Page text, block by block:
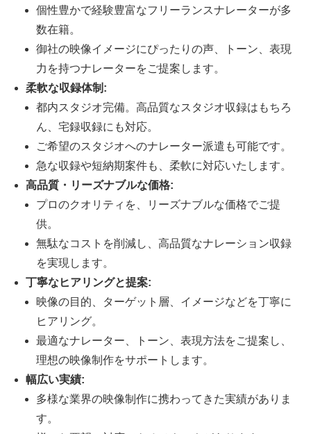
個性豊かで経験豊富なフリーランスナレーターが多
数在籍。
御社の映像イメージにぴったりの声、トーン、表現
力を持つナレーターをご提案します。
柔軟な収録体制:
都内スタジオ完備。高品質なスタジオ収録はもちろ
ん、宅録収録にも対応。
ご希望のスタジオへのナレーター派遣も可能です。
急な収録や短納期案件も、柔軟に対応いたします。
高品質・リーズナブルな価格:
プロのクオリティを、リーズナブルな価格でご提
供。
無駄なコストを削減し、高品質なナレーション収録
を実現します。
丁寧なヒアリングと提案:
映像の目的、ターゲット層、イメージなどを丁寧に
ヒアリング。
最適なナレーター、トーン、表現方法をご提案し、
理想の映像制作をサポートします。
幅広い実績:
多様な業界の映像制作に携わってきた実績がありま
す。